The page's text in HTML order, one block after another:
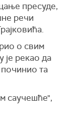
пресуде,
речи
о свим
је рекао да
та
саучешће",